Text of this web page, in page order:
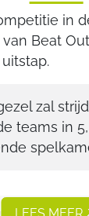
in
Beat
zal
teams in